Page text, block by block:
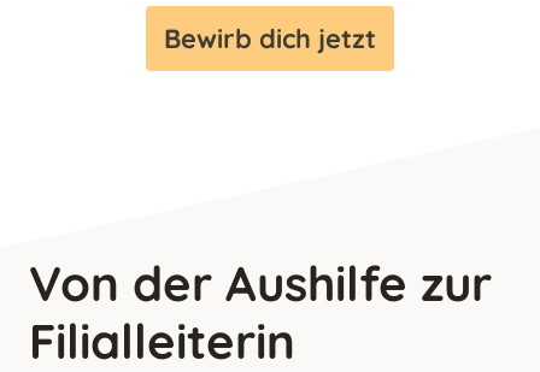
Bewirb dich jetzt
Von der Aushilfe zur
Filialleiterin